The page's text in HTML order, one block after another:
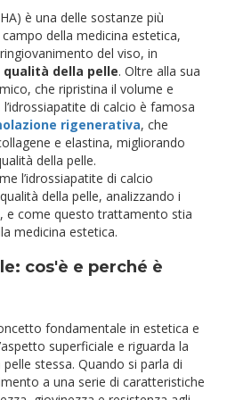
è una delle sostanze più
della medicina estetica,
del viso, in
qualità della pelle. Oltre alla sua
che ripristina il volume e
di calcio è famosa
rigenerativa, che
e elastina, migliorando
della pelle.
l’idrossiapatite di calcio
della pelle, analizzando i
e come questo trattamento stia
medicina estetica.
cos'è e perché è
fondamentale in estetica e
superficiale e riguarda la
stessa. Quando si parla di
a una serie di caratteristiche